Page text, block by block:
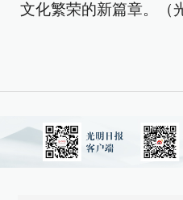
文化繁荣的新篇章。（